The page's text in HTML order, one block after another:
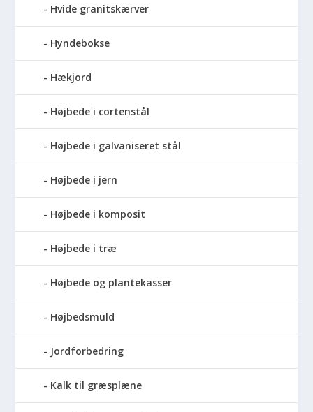
Hvide granitskærver
Hyndebokse
Hækjord
Højbede i cortenstål
Højbede i galvaniseret stål
Højbede i jern
Højbede i komposit
Højbede i træ
Højbede og plantekasser
Højbedsmuld
Jordforbedring
Kalk til græsplæne